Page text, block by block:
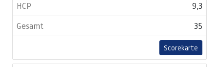
9,3
35
Scorekarte